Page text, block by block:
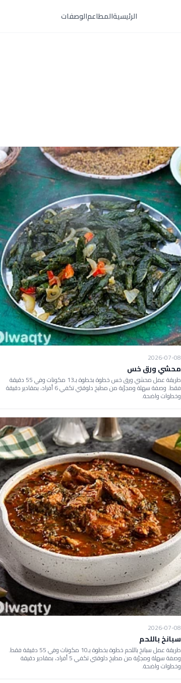
الرئيسيةالمطاعمالوصفات
2026-07-08
محشي ورق خس
طريقة عمل محشي ورق خس خطوة بخطوة بـ13 مكونات وفي 55 دقيقة
فقط. وصفة سهلة ومجرّبة من مطبخ دلوقتي تكفي 6 أفراد، بمقادير دقيقة
وخطوات واضحة.
2026-07-08
سبانخ باللحم
طريقة عمل سبانخ باللحم خطوة بخطوة بـ10 مكونات وفي 55 دقيقة فقط.
وصفة سهلة ومجرّبة من مطبخ دلوقتي تكفي 5 أفراد، بمقادير دقيقة
وخطوات واضحة.